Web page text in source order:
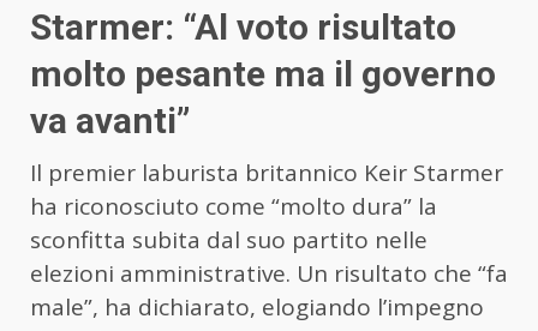
Starmer: “Al voto risultato
molto pesante ma il governo
va avanti”
Il premier laburista britannico Keir Starmer
ha riconosciuto come “molto dura” la
sconfitta subita dal suo partito nelle
elezioni amministrative. Un risultato che “fa
male”, ha dichiarato, elogiando l’impegno